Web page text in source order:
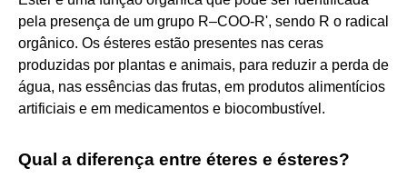
pela presença de um grupo R–COO-R', sendo R o radical
orgânico. Os ésteres estão presentes nas ceras
produzidas por plantas e animais, para reduzir a perda de
água, nas essências das frutas, em produtos alimentícios
artificiais e em medicamentos e biocombustível.
Qual a diferença entre éteres e ésteres?